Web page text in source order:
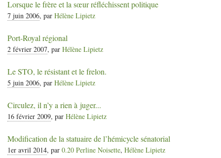
Lorsque le frère et la sœur réfléchissent politique
7 juin 2006, par Hélène Lipietz
Port-Royal régional
2 février 2007, par Hélène Lipietz
LeSTO, le résistant et le frelon.
5 juin 2006, par Hélène Lipietz
Circulez, il n’y a rien à juger...
16 février 2009, par Hélène Lipietz
Modification de la statuaire de l’hémicycle sénatorial
1er avril 2014, par 0.20 Perline Noisette, Hélène Lipietz